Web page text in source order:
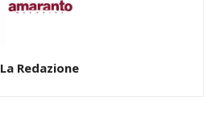
La Redazione